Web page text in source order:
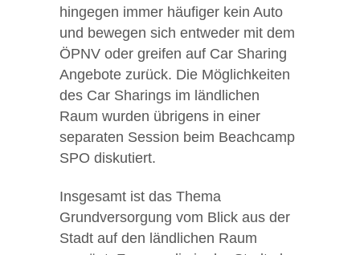
hingegen immer häufiger kein Auto
und bewegen sich entweder mit dem
ÖPNV oder greifen auf Car Sharing
Angebote zurück. Die Möglichkeiten
des Car Sharings im ländlichen
Raum wurden übrigens in einer
separaten Session beim Beachcamp
SPO diskutiert.
Insgesamt ist das Thema
Grundversorgung vom Blick aus der
Stadt auf den ländlichen Raum